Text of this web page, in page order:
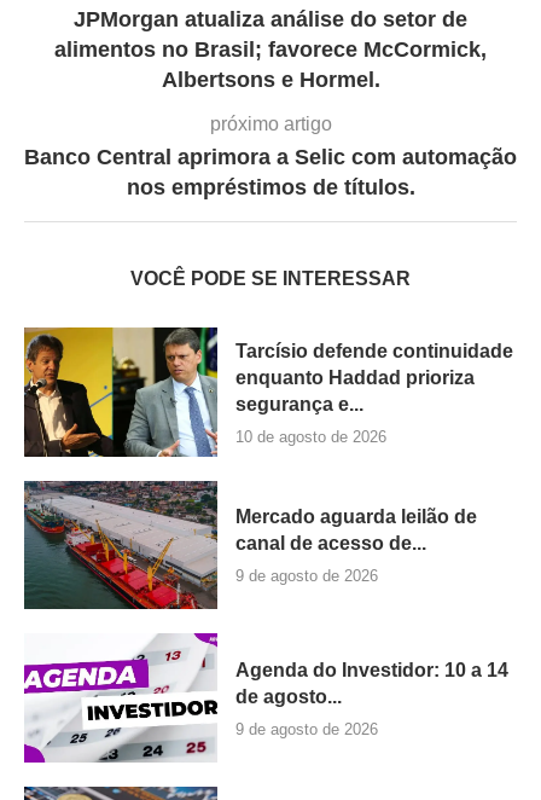
JPMorgan atualiza análise do setor de
alimentos no Brasil; favorece McCormick,
Albertsons e Hormel.
próximo artigo
Banco Central aprimora a Selic com automação
nos empréstimos de títulos.
VOCÊ PODE SE INTERESSAR
Tarcísio defende continuidade
enquanto Haddad prioriza
segurança e...
10 de agosto de 2026
Mercado aguarda leilão de
canal de acesso de...
9 de agosto de 2026
Agenda do Investidor: 10 a 14
de agosto...
9 de agosto de 2026